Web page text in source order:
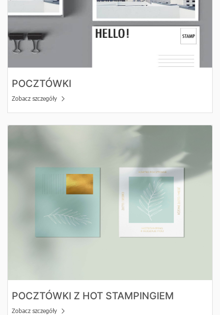
POCZTÓWKI
Zobacz szczegóły
POCZTÓWKI Z HOT STAMPINGIEM
Zobacz szczegóły
Zobacz szczegóły Pocztówki z hot stampingiem